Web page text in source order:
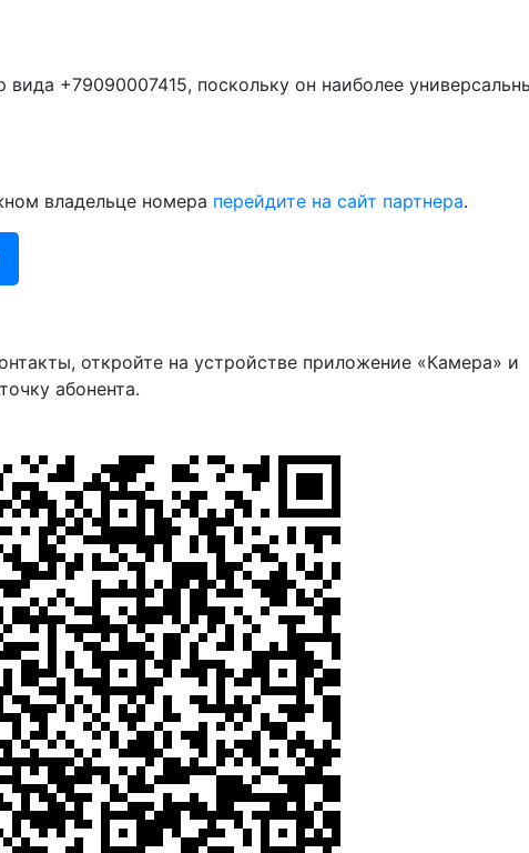
+79090007415, поскольку он наиболее
владельце номера перейдите на сайт партнера.
откройте на устройстве приложение «Камера» и
абонента.